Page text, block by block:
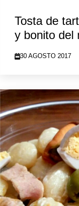
Tosta de
y bonito del
30 AGOSTO 2017